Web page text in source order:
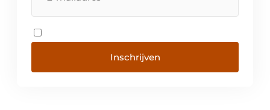
Inschrijven